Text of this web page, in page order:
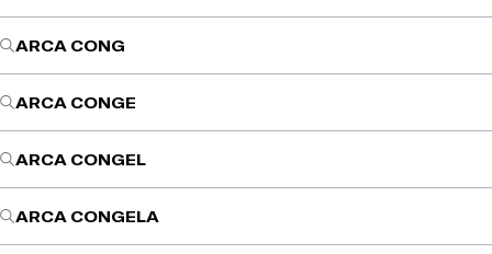
ARCA CONG
ARCA CONGE
ARCA CONGEL
ARCA CONGELA